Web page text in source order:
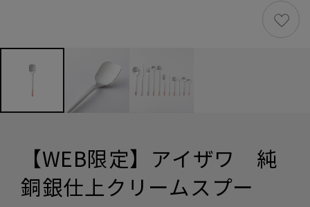
【WEB限定】アイザワ 純
銅銀仕上クリームスプー